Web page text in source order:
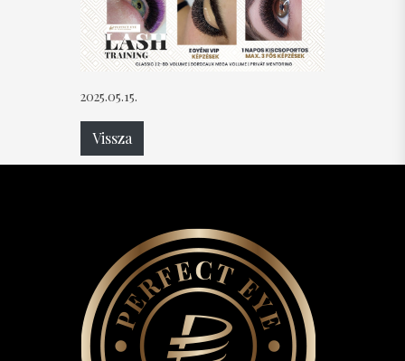
2025.05.15.
Vissza